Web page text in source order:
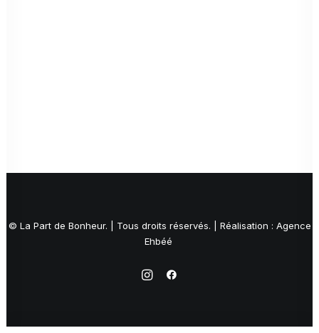
© La Part de Bonheur. | Tous droits réservés. | Réalisation : Agence
Ehbéé